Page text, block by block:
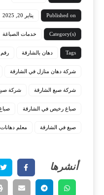
Published on يناير 20, 2025
Category(s) خدمات الصباغة
Tags دهان بالشارقة
شركة دهان منازل في الشارقة
شركة صبغ الشارقة شركة
صباغ رخيص في الشارقة
صبغ في الشارقة معلم